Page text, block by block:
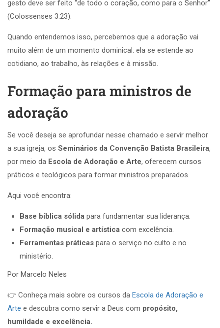
gesto deve ser feito “de todo o coração, como para o Senhor”
(Colossenses 3:23).
Quando entendemos isso, percebemos que a adoração vai
muito além de um momento dominical: ela se estende ao
cotidiano, ao trabalho, às relações e à missão.
Formação para ministros de
adoração
Se você deseja se aprofundar nesse chamado e servir melhor
a sua igreja, os Seminários da Convenção Batista Brasileira,
por meio da Escola de Adoração e Arte, oferecem cursos
práticos e teológicos para formar ministros preparados.
Aqui você encontra:
Base bíblica sólida para fundamentar sua liderança.
Formação musical e artística com excelência.
Ferramentas práticas para o serviço no culto e no
ministério.
Por Marcelo Neles
👉 Conheça mais sobre os cursos da Escola de Adoração e
Arte e descubra como servir a Deus com propósito,
humildade e excelência.